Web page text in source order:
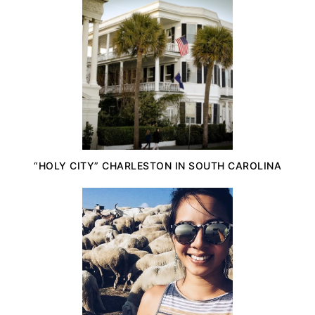
“HOLY CITY” CHARLESTON IN SOUTH CAROLINA